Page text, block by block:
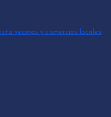
vecinos y comercios locales